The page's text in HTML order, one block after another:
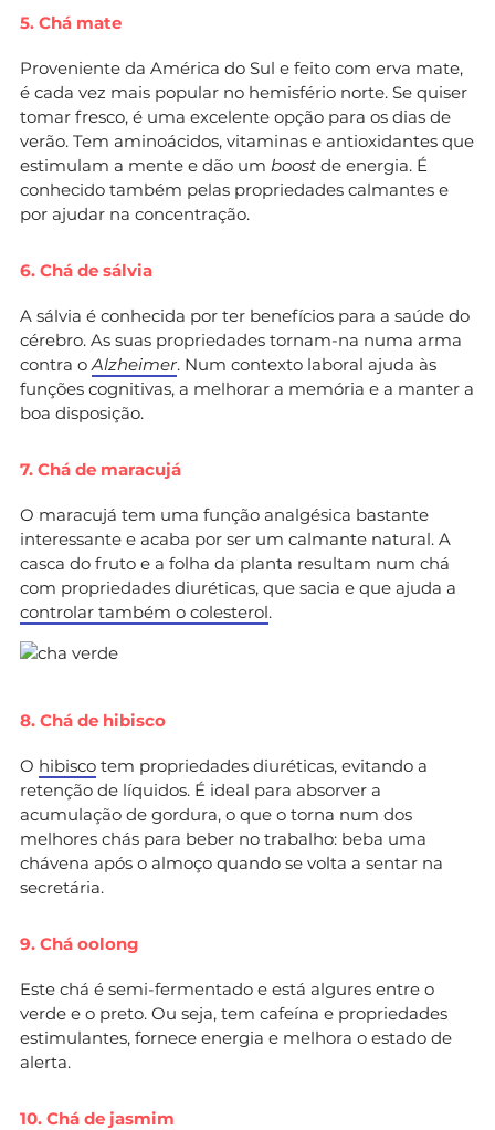
5. Chá mate
Proveniente da América do Sul e feito com erva mate,
é cada vez mais popular no hemisfério norte. Se quiser
tomar fresco, é uma excelente opção para os dias de
verão. Tem aminoácidos, vitaminas e antioxidantes que
estimulam a mente e dão um boost de energia. É
conhecido também pelas propriedades calmantes e
por ajudar na concentração.
6. Chá de sálvia
A sálvia é conhecida por ter benefícios para a saúde do
cérebro. As suas propriedades tornam-na numa arma
contra o Alzheimer. Num contexto laboral ajuda às
funções cognitivas, a melhorar a memória e a manter a
boa disposição.
7. Chá de maracujá
O maracujá tem uma função analgésica bastante
interessante e acaba por ser um calmante natural. A
casca do fruto e a folha da planta resultam num chá
com propriedades diuréticas, que sacia e que ajuda a
controlar também o colesterol.
8. Chá de hibisco
O hibisco tem propriedades diuréticas, evitando a
retenção de líquidos. É ideal para absorver a
acumulação de gordura, o que o torna num dos
melhores chás para beber no trabalho: beba uma
chávena após o almoço quando se volta a sentar na
secretária.
9. Chá oolong
Este chá é semi-fermentado e está algures entre o
verde e o preto. Ou seja, tem cafeína e propriedades
estimulantes, fornece energia e melhora o estado de
alerta.
10. Chá de jasmim